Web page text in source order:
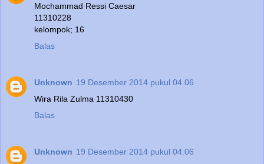
Mochammad Ressi Caesar
11310228
kelompok; 16
Balas
Unknown 19 Desember 2014 pukul 04.06
Wira Rila Zulma 11310430
Balas
Unknown 19 Desember 2014 pukul 04.06